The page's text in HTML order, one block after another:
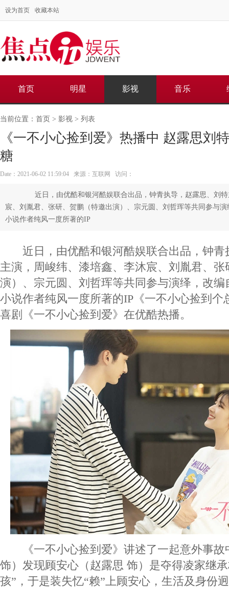
设为首页 收藏本站
首页 明星 影视 音乐
当前位置： 首页 > 影视 > 列表
《一不小心捡到爱》热播中 赵露思刘
糖
Date：2021-06-02 11:59:04 来源：互联网 访问：
近日，由优酷和银河酷娱联合出品，钟青执导，赵露思、刘特
宸、刘胤君、张研、贺鹏（特邀出演）、宗元圆、刘哲珲等共同参与
小说作者纯风一度所著的IP
近日，由优酷和银河酷娱联合出品，钟青
主演，周峻纬、漆培鑫、李沐宸、刘胤君、
演）、宗元圆、刘哲珲等共同参与演绎，改
小说作者纯风一度所著的IP《一不小心捡到个
喜剧《一不小心捡到爱》在优酷热播。
《一不小心捡到爱》讲述了一起意外事故
饰）发现顾安心（赵露思 饰）是夺得凌家继
孩”，于是装失忆“赖”上顾安心，生活及身份